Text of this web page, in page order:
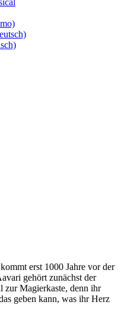
erst 1000 Jahre vor der
gehört zunächst der
zur Magierkaste, denn ihr
geben kann, was ihr Herz